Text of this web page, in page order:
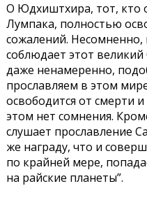
О Юдхиштхира, тот, кто
Лумпака, полностью
сожалений.
соблюдает этот
даже ненамеренно,
прославляем в этом
освободится от смерти
этом нет сомнения.
слушает прославление
же награду, что и
по крайней мере,
на райские планеты”.